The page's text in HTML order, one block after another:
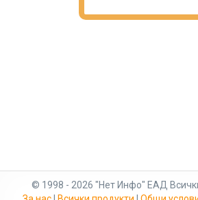
© 1998 - 2026 "Нет Инфо" ЕАД